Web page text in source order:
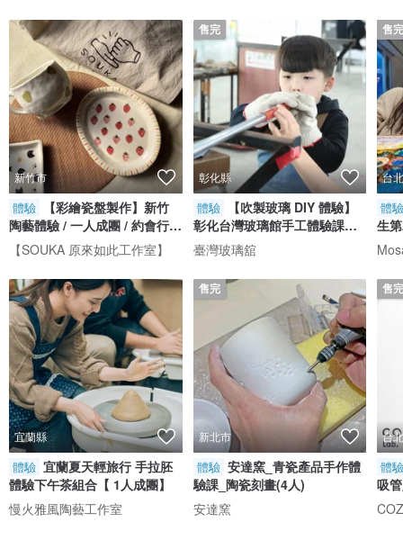
新竹市
體驗
【彩繪瓷盤製作】新竹
陶藝體驗 / 一人成團 / 約會行程
/ 文化幣
【SOUKA 原來如此工作室】
宜蘭縣
體驗 宜蘭夏天輕旅行 手拉胚
體驗下午茶組合【 1人成團】
慢火雅風陶藝工作室
售完
彰化縣
體驗
【吹製玻璃 DIY 體驗】
彰化台灣玻璃館手工體驗課程
親子體驗
臺灣玻璃舘
售完
新北市
體驗 安達窯_青瓷產品手作體
驗課_陶瓷刻畫(4人)
安達窯
售
台
體
生
售
台
體
吸
化幣